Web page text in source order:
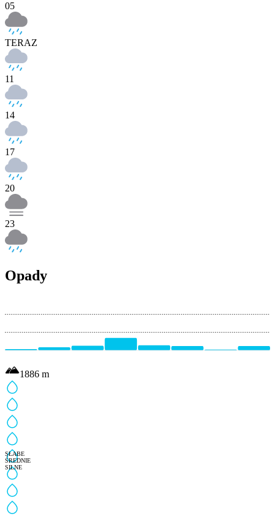
05
TERAZ
11
14
17
20
23
Opady
SŁABE
ŚREDNIE
SILNE
1886 m